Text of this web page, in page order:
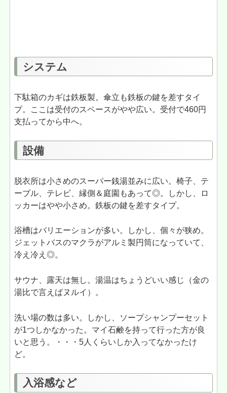
システム
下駄箱のカギは鉄板製。傘立も鉄板の鍵を差すタイ
プ。ここは受付のスペースがやや広い。受付で460円
支払ってから中へ。
設備
脱衣所は小さめのスーパー銭湯並みに広い。椅子、テ
ーブル、テレビ、縁側＆庭園もあって◎。しかし、ロ
ッカーはやや小さめ。鉄板の鍵を差すタイプ。
浴槽はバリエーションが多い。しかし、個々が狭め。
ジェットバスのマクラがアルミ製円筒になっていて、
冷え冷え◎。
サウナ、露天は無し。湯温はちょうどいい感じ（金の
湯比で言えばヌルイ）。
洗い場の数は多い。しかし、ソープシャンプーセット
が1つしかなかった。マイ石鹸を持って行った方が良
いと思う。・・・5人くらいしか入ってなかったけ
ど。
入浴感など